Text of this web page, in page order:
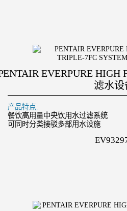
EVERPURE HIGH
滤水设
产品特点:
餐饮高用量中央饮用水过滤系统
可同时分类接驳多部用水设施